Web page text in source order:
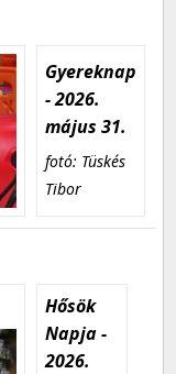
Gyereknap
- 2026.
május 31.
fotó: Tüskés
Tibor
Hősök
Napja -
2026.